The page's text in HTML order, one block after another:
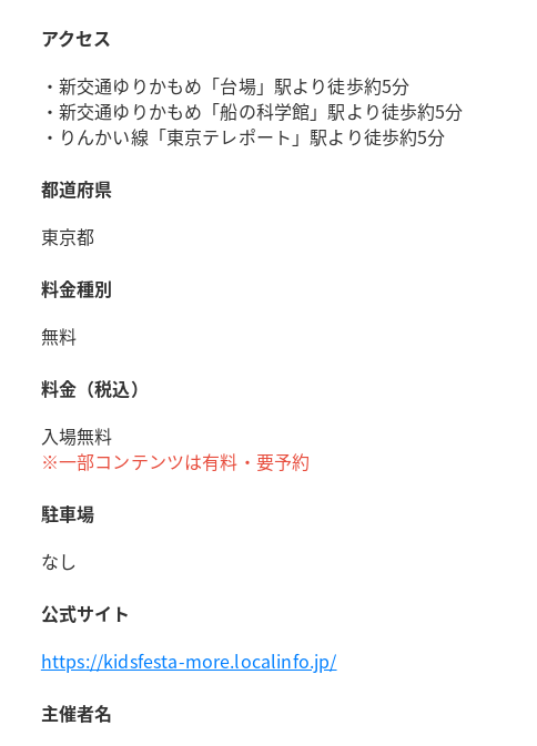
アクセス
・新交通ゆりかもめ「台場」駅より徒歩約5分
・新交通ゆりかもめ「船の科学館」駅より徒歩約5分
・りんかい線「東京テレポート」駅より徒歩約5分
都道府県
東京都
料金種別
無料
料金（税込）
入場無料
※一部コンテンツは有料・要予約
駐車場
なし
公式サイト
https://kidsfesta-more.localinfo.jp/
主催者名